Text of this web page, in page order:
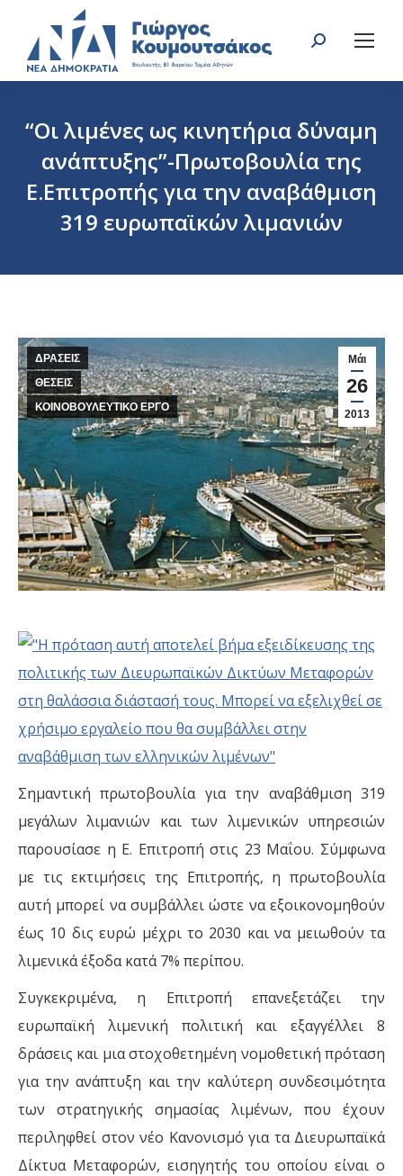
Search:
“Οι λιμένες ως κινητήρια δύναμη
ανάπτυξης”-Πρωτοβουλία της
Ε.Επιτροπής για την αναβάθμιση
319 ευρωπαϊκών λιμανιών
Μάι
26
2013
ΔΡΑΣΕΙΣ
ΘΕΣΕΙΣ
ΚΟΙΝΟΒΟΥΛΕΥΤΙΚΟ ΕΡΓΟ
Σημαντική πρωτοβουλία για την αναβάθμιση 319
μεγάλων λιμανιών και των λιμενικών υπηρεσιών
παρουσίασε η Ε. Επιτροπή στις 23 Μαΐου. Σύμφωνα
με τις εκτιμήσεις της Επιτροπής, η πρωτοβουλία
αυτή μπορεί να συμβάλλει ώστε να εξοικονομηθούν
έως 10 δις ευρώ μέχρι το 2030 και να μειωθούν τα
λιμενικά έξοδα κατά 7% περίπου.
Συγκεκριμένα, η Επιτροπή επανεξετάζει την
ευρωπαϊκή λιμενική πολιτική και εξαγγέλλει 8
δράσεις και μια στοχοθετημένη νομοθετική πρόταση
για την ανάπτυξη και την καλύτερη συνδεσιμότητα
των στρατηγικής σημασίας λιμένων, που έχουν
περιληφθεί στον νέο Κανονισμό για τα Διευρωπαϊκά
Δίκτυα Μεταφορών, εισηγητής του οποίου είναι ο